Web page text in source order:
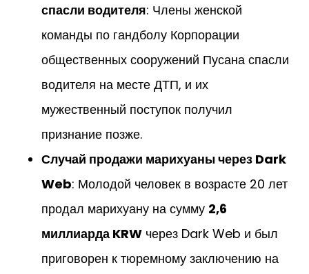
спасли водителя: Члены женской
команды по гандболу Корпорации
общественных сооружений Пусана спасли
водителя на месте ДТП, и их
мужественный поступок получил
признание позже.
Случай продажи марихуаны через Dark
Web: Молодой человек в возрасте 20 лет
продал марихуану на сумму 2,6
миллиарда KRW через Dark Web и был
приговорен к тюремному заключению на